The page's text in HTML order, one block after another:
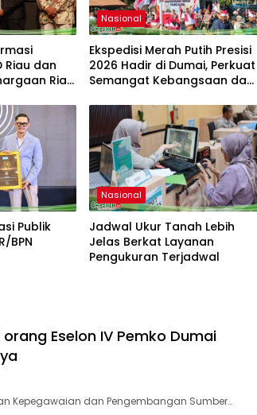
Riau dan
Riau
Nasional
Ekspedisi Merah Putih Presisi
2026 Hadir di Dumai, Perkuat
Semangat Kebangsaan dan
Publik
BPN
Nasional
Jadwal Ukur Tanah Lebih
Jelas Berkat Layanan
Pengukuran Terjadwal
orang Eselon IV Pemko Dumai
Kepegawaian dan Pengembangan Sumber…